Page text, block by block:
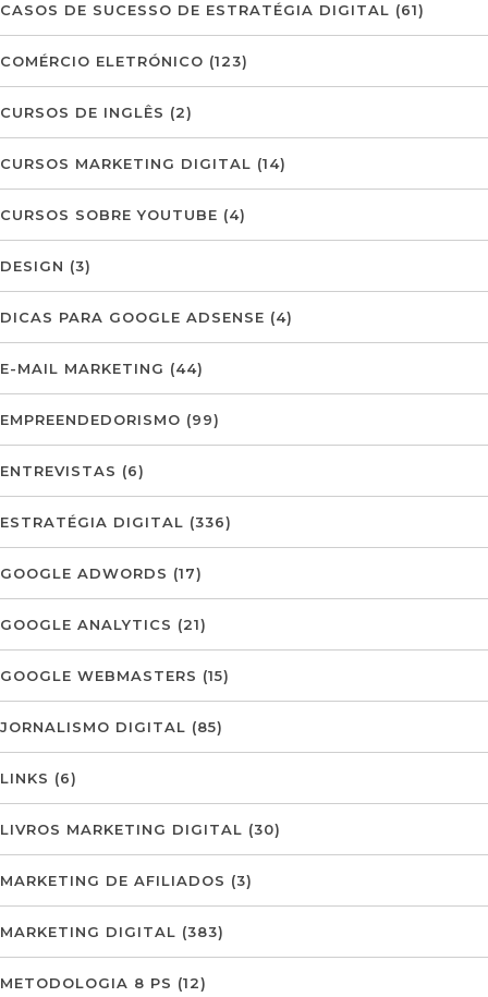
CASOS DE SUCESSO DE ESTRATÉGIA DIGITAL (61)
COMÉRCIO ELETRÓNICO (123)
CURSOS DE INGLÊS (2)
CURSOS MARKETING DIGITAL (14)
CURSOS SOBRE YOUTUBE (4)
DESIGN (3)
DICAS PARA GOOGLE ADSENSE (4)
E-MAIL MARKETING (44)
EMPREENDEDORISMO (99)
ENTREVISTAS (6)
ESTRATÉGIA DIGITAL (336)
GOOGLE ADWORDS (17)
GOOGLE ANALYTICS (21)
GOOGLE WEBMASTERS (15)
JORNALISMO DIGITAL (85)
LINKS (6)
LIVROS MARKETING DIGITAL (30)
MARKETING DE AFILIADOS (3)
MARKETING DIGITAL (383)
METODOLOGIA 8 PS (12)